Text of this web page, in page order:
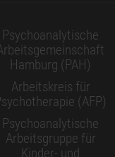
Psychoanalytische
Hamburg (PAH)
Arbeitskreis für
(AFP)
Psychoanalytische
Arbeitsgruppe für
Kinder- und